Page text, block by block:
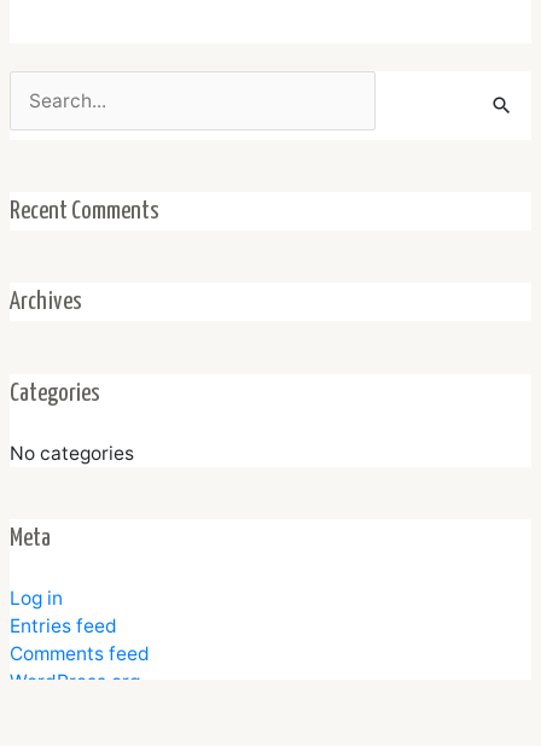
for:
Recent Comments
Archives
Categories
No categories
Meta
Log in
Entries feed
Comments feed
WordPress.org